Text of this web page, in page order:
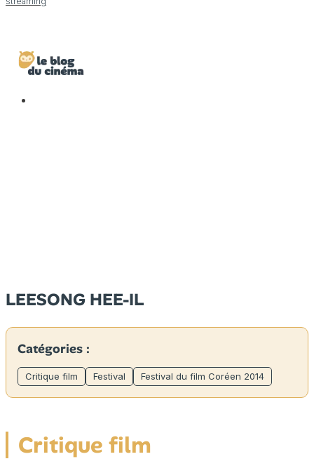
LEESONG HEE-IL
Catégories :
Critique film Festival Festival du film Coréen 2014
Critique film